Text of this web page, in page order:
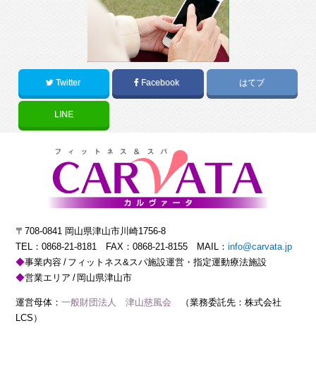
Twitter Facebook はてブ
LINE
〒708-0841 岡山県津山市川崎1756-8
TEL：0868-21-8181 FAX：0868-21-8155 MAIL：info@carvata.jp
事業内容
フィットネス&スパ施設運営・指定運動療法施設
営業エリア
岡山県津山市
運営母体：一般財団法人 津山慈風会
（業務委託先：株式会社
LCS）